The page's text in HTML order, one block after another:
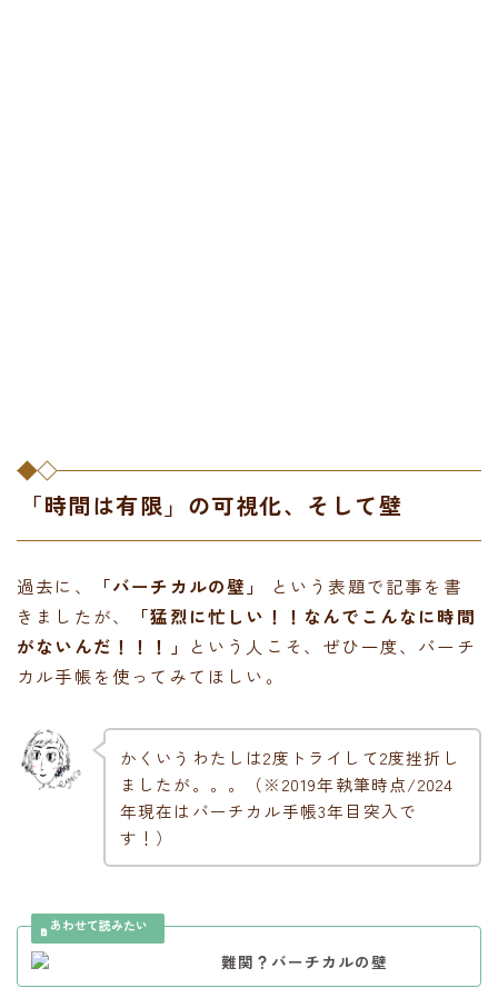
「時間は有限」の可視化、そして壁
過去に、 「バーチカルの壁」
という表題で記事を書
きましたが、
「猛烈に忙しい！！なんでこんなに時間
がないんだ！！！」
という人こそ、ぜひ一度、バーチ
カル手帳を使ってみてほしい。
かくいうわたしは2度トライして2度挫折し
ましたが。。。（※2019年執筆時点/2024
年現在はバーチカル手帳3年目突入で
す！）
難関？バーチカルの壁